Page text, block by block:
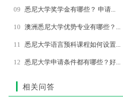
09 悉尼大学奖学金有哪些？ 申请...
10 澳洲悉尼大学优势专业有哪些？...
11 悉尼大学语言预科课程如何设置...
12 悉尼大学申请条件都有哪些？好...
相关问答